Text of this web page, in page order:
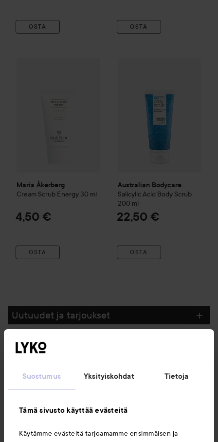
Suostumus Yksityiskohdat Tietoja
Tämä sivusto käyttää evästeitä
Käytämme evästeitä tarjoamamme ensimmäisen ja
OSTA OSTA
Maria Åkerberg
Cream Scrub Energy 30 ml
4,50 €
OSTA
Australian Bodycare
Salicylic Acid Body Scrub
200 ml
22,50 €
OSTA
Uutuudet ja tarjoukset
Seuraa meitä